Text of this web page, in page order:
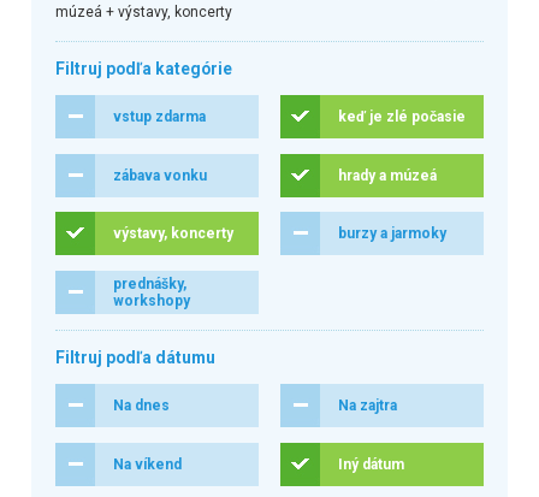
múzeá + výstavy, koncerty
Filtruj podľa kategórie
vstup zdarma keď je zlé počasie
zábava vonku hrady a múzeá
výstavy, koncerty burzy a jarmoky
prednášky,
workshopy
Filtruj podľa dátumu
Na dnes Na zajtra
Na víkend Iný dátum